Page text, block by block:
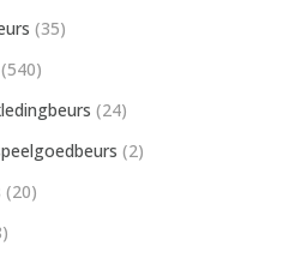
(35)
(540)
(24)
(2)
(20)